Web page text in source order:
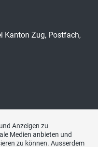
Kanton Zug, Postfach,
Anzeigen zu
Medien anbieten und
zu können. Ausserdem